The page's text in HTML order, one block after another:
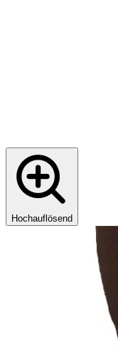
Hochauflösend